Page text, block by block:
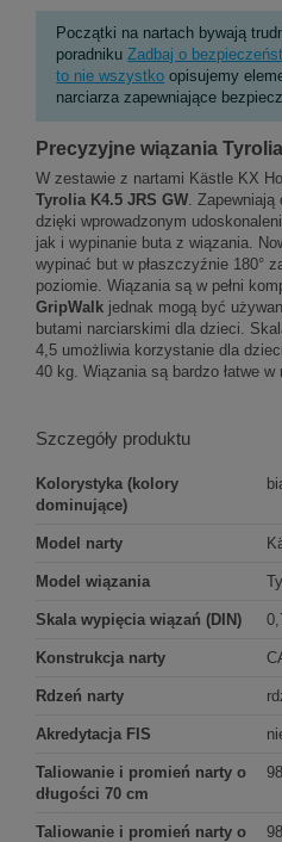
Początki na nartach bywają
poradnikuZadbaj o
to nie wszystko opisujemy
narciarza zapewniające
Precyzyjne wiązania Tyrolia
W zestawie z nartami Kästle KX
Tyrolia K4.5 JRS GW .
dzięki wprowadzonym
jak i wypinanie buta z wiązania.
wypinać but w płaszczyźnie 180°
poziomie. Wiązania są w pełni
GripWalk jednak mogą być
butami narciarskimi dla dzieci.
4,5 umożliwia korzystanie dla
40 kg. Wiązania są bardzo łatwe w
Szczegóły produktu
Kolorystyka (kolory
dominujące)
Model narty
Model wiązania
Skala wypięcia wiązań (DIN)
Konstrukcja narty
Rdzeń narty
Akredytacja FIS
Taliowanie i promień narty o
długości 70 cm
Taliowanie i promień narty o